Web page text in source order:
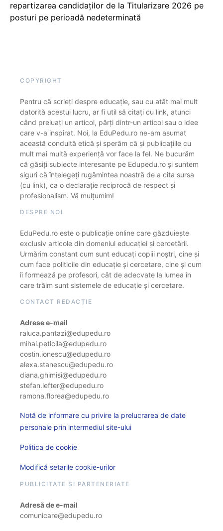
repartizarea candidaților de la Titularizare 2026 pe
posturi pe perioadă nedeterminată
COPYRIGHT
Pentru că scrieți despre educație, sau cu atât mai mult
datorită acestui lucru, ar fi util să citați cu link, atunci
când preluați un articol, părți dintr-un articol sau o idee
care v-a inspirat. Noi, la EduPedu.ro ne-am asumat
această conduită etică și sperăm că și publicațiile cu
mult mai multă experiență vor face la fel. Ne bucurăm
că găsiți subiecte interesante pe Edupedu.ro și suntem
siguri că înțelegeți rugămintea noastră de a cita sursa
(cu link), ca o declarație reciprocă de respect și
profesionalism. Vă mulțumim!
DESPRE NOI
EduPedu.ro este o publicație online care găzduiește
exclusiv articole din domeniul educației și cercetării.
Urmărim constant cum sunt educați copiii noștri, cine și
cum face politicile din educație și cercetare, cine și cum
îi formează pe profesori, cât de adecvate la lumea în
care trăim sunt sistemele de educație și cercetare.
CONTACT REDACȚIE
Adrese e-mail
raluca.pantazi@edupedu.ro
mihai.peticila@edupedu.ro
costin.ionescu@edupedu.ro
alexa.stanescu@edupedu.ro
diana.ghimisi@edupedu.ro
stefan.lefter@edupedu.ro
ramona.florea@edupedu.ro
Notă de informare cu privire la prelucrarea de date
personale prin intermediul site-ului
Politica de cookie
Modifică setarile cookie-urilor
PUBLICITATE ȘI PARTENERIATE
Adresă de e-mail
comunicare@edupedu.ro